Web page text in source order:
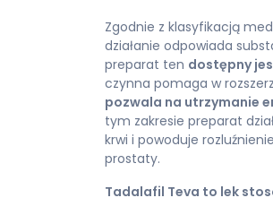
Zgodnie z klasyfikacją
działanie odpowiada
preparat ten dostępny
czynna pomaga w
pozwala na utrzymanie
tym zakresie preparat
krwi i powoduje
prostaty.
Tadalafil Teva to lek